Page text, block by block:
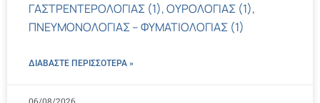
ΓΑΣΤΡΕΝΤΕΡΟΛΟΓΙΑΣ (1), ΟΥΡΟΛΟΓΙΑΣ (1),
ΠΝΕΥΜΟΝΟΛΟΓΙΑΣ – ΦΥΜΑΤΙΟΛΟΓΙΑΣ (1)
ΔΙΑΒΑΣΤΕ ΠΕΡΙΣΣΌΤΕΡΑ »